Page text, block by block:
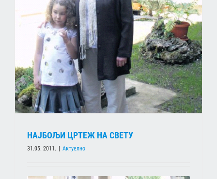
НАЈБОЉИ ЦРТЕЖ НА СВЕТУ
31.05. 2011. | Актуелно